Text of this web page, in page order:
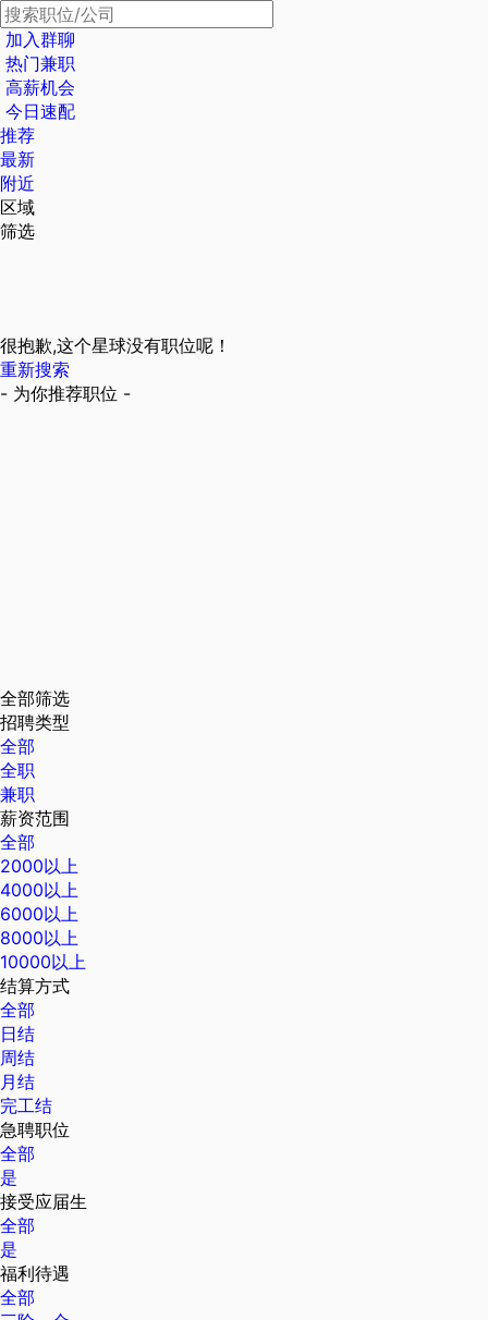
加入群聊
热门兼职
高薪机会
今日速配
推荐
最新
附近
区域
筛选
很抱歉,这个星球没有职位呢！
重新搜索
- 为你推荐职位 -
全部筛选
招聘类型
全部
全职
兼职
薪资范围
全部
2000以上
4000以上
6000以上
8000以上
10000以上
结算方式
全部
日结
周结
月结
完工结
急聘职位
全部
是
接受应届生
全部
是
福利待遇
全部